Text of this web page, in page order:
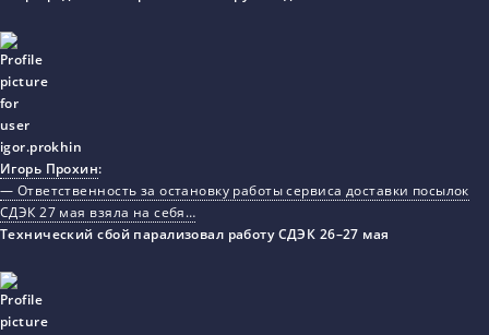
Игорь Прохин:
— Ответственность за остановку работы сервиса доставки посылок
СДЭК 27 мая взяла на себя…
Технический сбой парализовал работу СДЭК 26–27 мая